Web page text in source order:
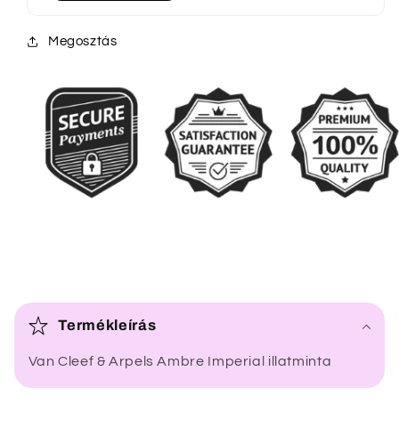
Megosztás
s
e
Termékleírás
Van Cleef & Arpels Ambre Imperial illatminta